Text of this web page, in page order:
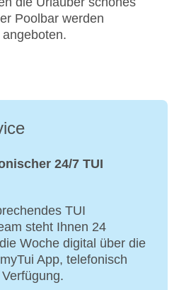
Poolbar werden
24/7 TUI
TUI
steht Ihnen 24
Woche digital über die
App, telefonisch